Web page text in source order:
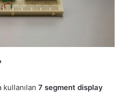
kullanılan 7 segment display